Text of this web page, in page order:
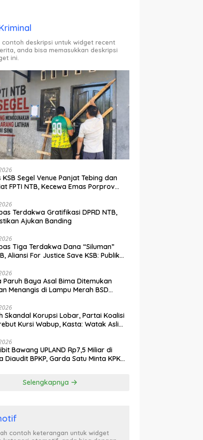
contoh deskripsi untuk widget recent
anda bisa memasukkan deskripsi
ini.
KSB Segel Venue Panjat Tebing dan
FPTI NTB, Kecewa Emas Porprov
Terdakwa Gratifikasi DPRD NTB,
Ajukan Banding
Tiga Terdakwa Dana “Siluman”
Aliansi For Justice Save KSB: Publik
Paruh Baya Asal Bima Ditemukan
Menangis di Lampu Merah BSD
Skandal Korupsi Lobar, Partai Koalisi
Kursi Wabup, Kasta: Watak Asli
Bawang UPLAND Rp7,5 Miliar di
Diaudit BPKP, Garda Satu Minta KPK
Selengkapnya
contoh keterangan untuk widget